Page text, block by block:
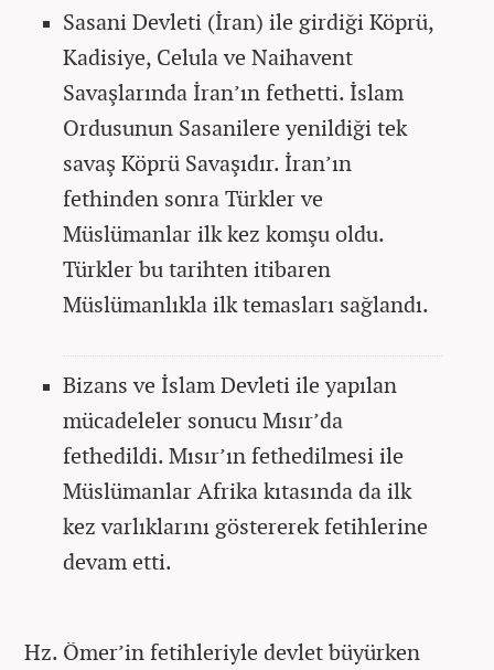
Sasani Devleti (İran) ile girdiği Köprü,
Kadisiye, Celula ve Naihavent
Savaşlarında İran’ın fethetti. İslam
Ordusunun Sasanilere yenildiği tek
savaş Köprü Savaşıdır. İran’ın
fethinden sonra Türkler ve
Müslümanlar ilk kez komşu oldu.
Türkler bu tarihten itibaren
Müslümanlıkla ilk temasları sağlandı.
Bizans ve İslam Devleti ile yapılan
mücadeleler sonucu Mısır’da
fethedildi. Mısır’ın fethedilmesi ile
Müslümanlar Afrika kıtasında da ilk
kez varlıklarını göstererek fetihlerine
devam etti.
Hz. Ömer’in fetihleriyle devlet büyürken